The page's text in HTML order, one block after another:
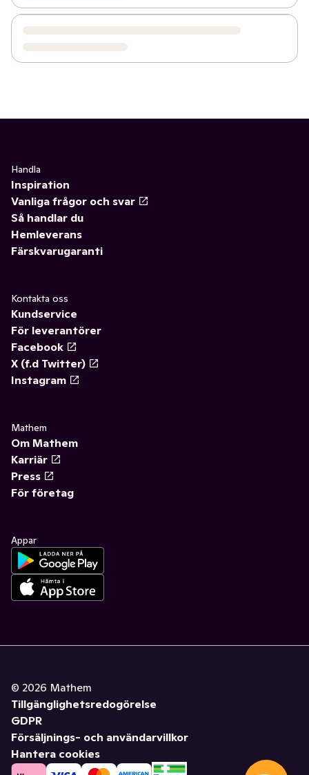
Handla
Inspiration
Vanliga frågor och svar
Så handlar du
Hemleverans
Färskvarugaranti
Kontakta oss
Kundservice
För leverantörer
Facebook
X (f.d Twitter)
Instagram
Mathem
Om Mathem
Karriär
Press
För företag
Appar
© 2026 Mathem
Tillgänglighetsredogörelse
GDPR
Försäljnings- och användarvillkor
Hantera cookies